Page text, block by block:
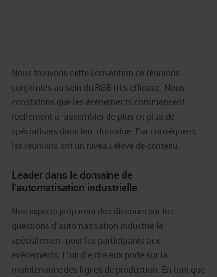
Nous trouvons cette convention de réunions
conjointes au sein du RGB très efficace. Nous
constatons que les événements commencent
réellement à rassembler de plus en plus de
spécialistes dans leur domaine. Par conséquent,
les réunions ont un niveau élevé de contenu.
Leader dans le domaine de
l’automatisation industrielle
Nos experts préparent des discours sur les
questions d’automatisation industrielle
spécialement pour les participants aux
événements. L’un d’entre eux porte sur la
maintenance des lignes de production. En tant que